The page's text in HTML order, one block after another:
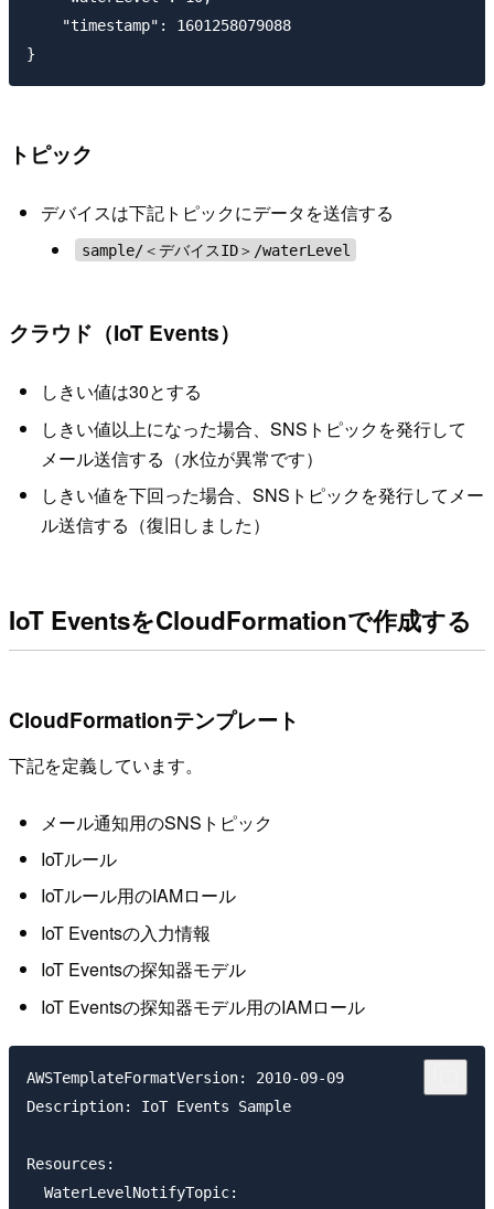
    "timestamp": 1601258079088
トピック
デバイスは下記トピックにデータを送信する
sample/＜デバイスID＞/waterLevel
クラウド（IoT Events）
しきい値は30とする
しきい値以上になった場合、SNSトピックを発行して
メール送信する（水位が異常です）
しきい値を下回った場合、SNSトピックを発行してメー
ル送信する（復旧しました）
IoT EventsをCloudFormationで作成する
CloudFormationテンプレート
下記を定義しています。
メール通知用のSNSトピック
IoTルール
IoTルール用のIAMロール
IoT Eventsの入力情報
IoT Eventsの探知器モデル
IoT Eventsの探知器モデル用のIAMロール
AWSTemplateFormatVersion: 2010-09-09
Description: IoT Events Sample
Resources:
  WaterLevelNotifyTopic: